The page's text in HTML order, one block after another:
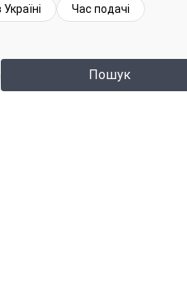
Пошук
Час подачі